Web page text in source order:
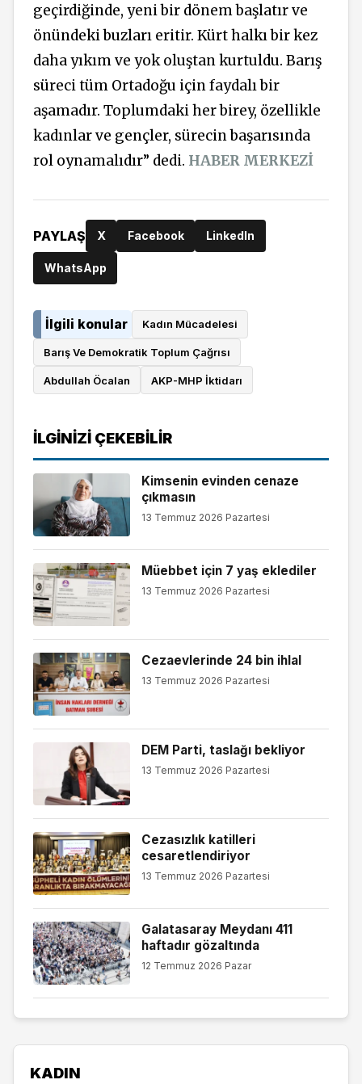
geçirdiğinde, yeni bir dönem başlatır ve
önündeki buzları eritir. Kürt halkı bir kez
daha yıkım ve yok oluştan kurtuldu. Barış
süreci tüm Ortadoğu için faydalı bir
aşamadır. Toplumdaki her birey, özellikle
kadınlar ve gençler, sürecin başarısında
rol oynamalıdır” dedi. HABER MERKEZİ
PAYLAŞ X Facebook LinkedIn
WhatsApp
İlgili konular Kadın Mücadelesi
Barış Ve Demokratik Toplum Çağrısı
Abdullah Öcalan AKP-MHP İktidarı
İLGINIZI ÇEKEBILIR
Kimsenin evinden cenaze
çıkmasın
13 Temmuz 2026 Pazartesi
Müebbet için 7 yaş eklediler
13 Temmuz 2026 Pazartesi
Cezaevlerinde 24 bin ihlal
13 Temmuz 2026 Pazartesi
DEM Parti, taslağı bekliyor
13 Temmuz 2026 Pazartesi
Cezasızlık katilleri
cesaretlendiriyor
13 Temmuz 2026 Pazartesi
Galatasaray Meydanı 411
haftadır gözaltında
12 Temmuz 2026 Pazar
KADIN